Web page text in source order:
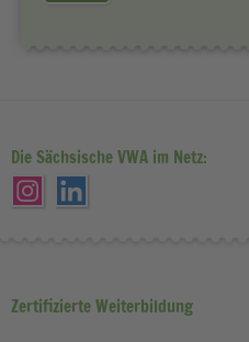
Die Sächsische VWA im Netz:
Zertifizierte Weiterbildung